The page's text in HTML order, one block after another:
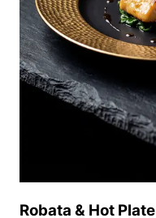
Robata & Hot Plate